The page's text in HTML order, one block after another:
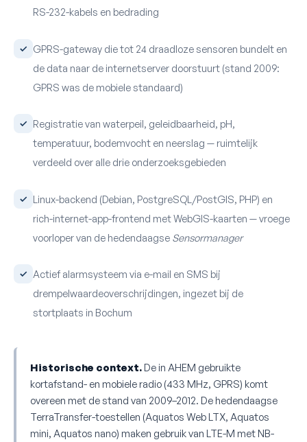
RS-232-kabels en bedrading
GPRS-gateway die tot 24 draadloze sensoren bundelt en
de data naar de internetserver doorstuurt (stand 2009:
GPRS was de mobiele standaard)
Registratie van waterpeil, geleidbaarheid, pH,
temperatuur, bodemvocht en neerslag — ruimtelijk
verdeeld over alle drie onderzoeksgebieden
Linux-backend (Debian, PostgreSQL/PostGIS, PHP) en
rich-internet-app-frontend met WebGIS-kaarten — vroege
voorloper van de hedendaagse Sensormanager
Actief alarmsysteem via e-mail en SMS bij
drempelwaardeoverschrijdingen, ingezet bij de
stortplaats in Bochum
Historische context. De in AHEM gebruikte
kortafstand- en mobiele radio (433 MHz, GPRS) komt
overeen met de stand van 2009–2012. De hedendaagse
TerraTransfer-toestellen (Aquatos Web LTX, Aquatos
mini, Aquatos nano) maken gebruik van LTE-M met NB-